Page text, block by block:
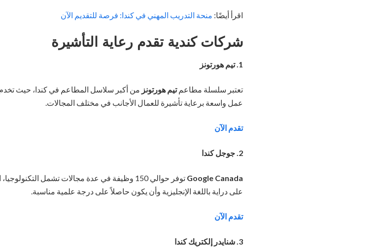
اقرأ أيضًا: منحة التدريب المهني في كندا: فرصة للتقديم الآن
شركات كندية تقدم رعاية التأشيرة
1. تيم هورتونز
تعتبر سلسلة مطاعمتيم هورتونز من أكبر سلاسل المطاعم في كندا، حيث تخدم
عمل واسعة برعاية تأشيرة للعمال الأجانب في مختلف المجالات.
تقدم الآن
2. جوجل كندا
Google Canada
توفر حوالي 150 وظيفة في عدة مجالات تشمل
على دراية باللغة الإنجليزية وأن يكون حاصلاً على درجة علمية مناسبة.
تقدم الآن
3. شنايدر إلكتريك كندا